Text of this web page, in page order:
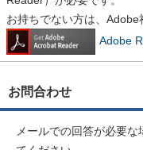
お持ちでない方は、Adobe
Adobe
お問合わせ
メールでの回答が必要